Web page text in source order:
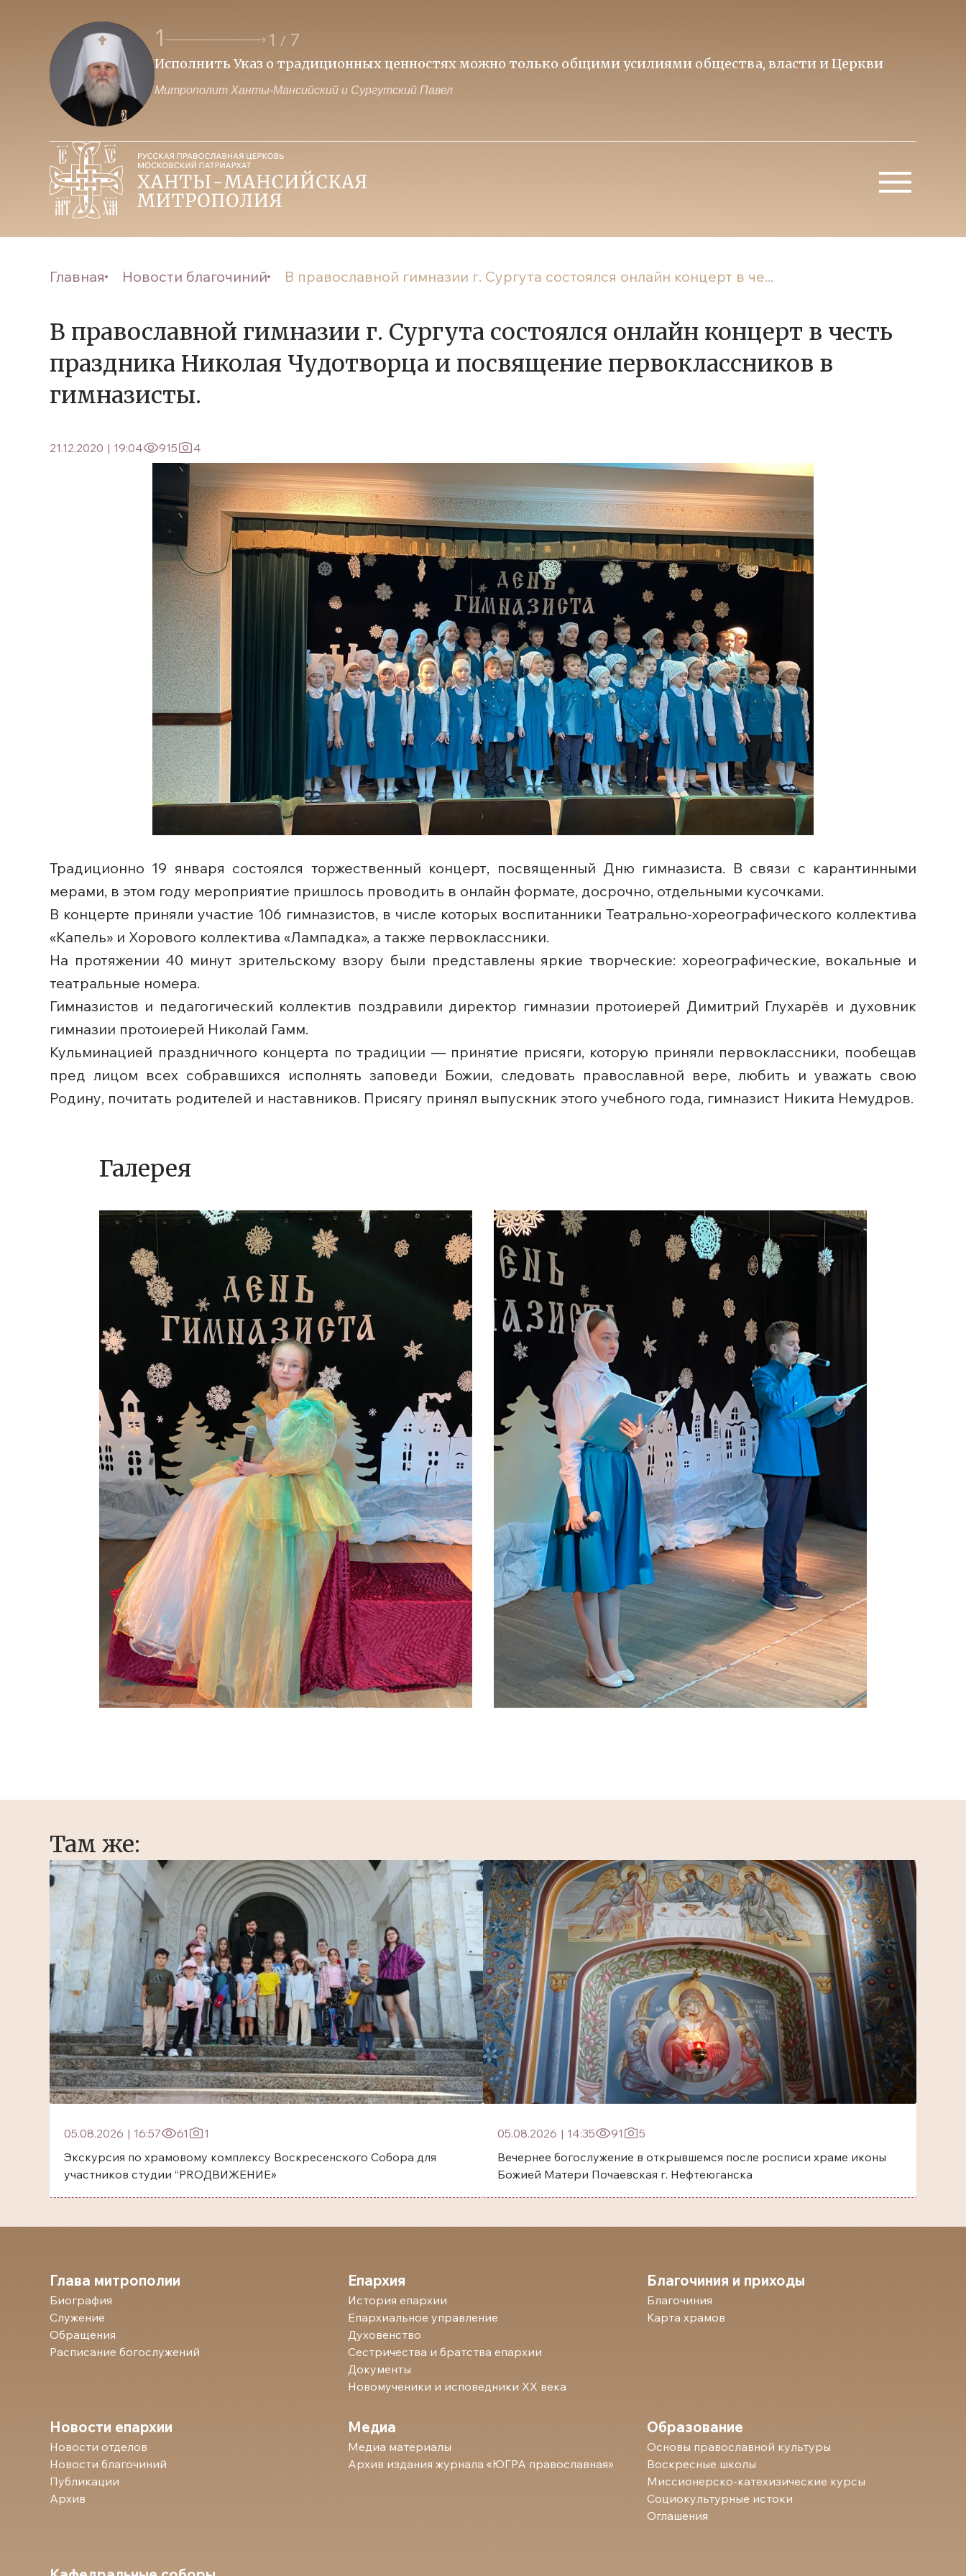
1 1 / 7
Исполнить Указ о традиционных ценностях можно только общими усилиями общества, власти и Церкви
Митрополит Ханты-Мансийский и Сургутский Павел
Главная Новости благочиний В православной гимназии г. Сургута состоялся онлайн концерт в че...
В православной гимназии г. Сургута состоялся онлайн концерт в честь
праздника Николая Чудотворца и посвящение первоклассников в
гимназисты.
21.12.2020 | 19:04 915 4
Традиционно 19 января состоялся торжественный концерт, посвященный Дню гимназиста. В связи с карантинными
мерами, в этом году мероприятие пришлось проводить в онлайн формате, досрочно, отдельными кусочками.
В концерте приняли участие 106 гимназистов, в числе которых воспитанники Театрально-хореографического коллектива
«Капель» и Хорового коллектива «Лампадка», а также первоклассники.
На протяжении 40 минут зрительскому взору были представлены яркие творческие: хореографические, вокальные и
театральные номера.
Гимназистов и педагогический коллектив поздравили директор гимназии протоиерей Димитрий Глухарёв и духовник
гимназии протоиерей Николай Гамм.
Кульминацией праздничного концерта по традиции — принятие присяги, которую приняли первоклассники, пообещав
пред лицом всех собравшихся исполнять заповеди Божии, следовать православной вере, любить и уважать свою
Родину, почитать родителей и наставников. Присягу принял выпускник этого учебного года, гимназист Никита Немудров.
Галерея
Там же:
05.08.2026 | 16:57 61
1
Экскурсия по храмовому комплексу Воскресенского Собора для
участников студии “PROДВИЖЕНИЕ»
05.08.2026 | 14:35 91
5
Вечернее богослужение в открывшемся после росписи храме иконы
Божией Матери Почаевская г. Нефтеюганска
Глава митрополии
Биография
Служение
Обращения
Расписание богослужений
Епархия
История епархии
Епархиальное управление
Духовенство
Сестричества и братства епархии
Документы
Новомученики и исповедники ХХ века
Благочиния и приходы
Благочиния
Карта храмов
Новости епархии
Новости отделов
Новости благочиний
Публикации
Архив
Медиа
Медиа материалы
Архив издания журнала «ЮГРА православная»
Образование
Основы православной культуры
Воскресные школы
Миссионерско-катехизические курсы
Социокультурные истоки
Оглашения